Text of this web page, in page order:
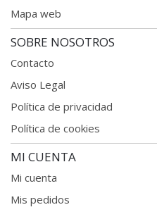
Mapa web
SOBRE NOSOTROS
Contacto
Aviso Legal
Política de privacidad
Política de cookies
MI CUENTA
Mi cuenta
Mis pedidos